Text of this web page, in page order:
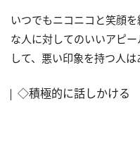
いつでもニコニコと笑顔
な人に対してのいいアピ
して、悪い印象を持つ人は
◇積極的に話しかける